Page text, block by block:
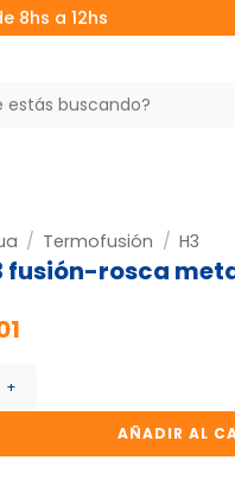
8hs a 12hs
/ Termofusión / H3
fusión-rosca
rosca metal M 1/2" x
AÑADIR AL